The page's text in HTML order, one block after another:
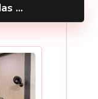
...